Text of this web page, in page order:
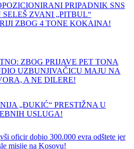
PRIPADNIK SNS
ZVANI „PITBUL“
ZBOG 4 TONE KOKAINA!
ZBOG PRIJAVE PET TONA
UZBUNJIVAČICU MAJU NA
A NE DILERE!
„ĐUKIĆ“ PRESTIŽNA U
USLUGA!
oficir dobio 300.000 evra odštete jer
misije na Kosovu!